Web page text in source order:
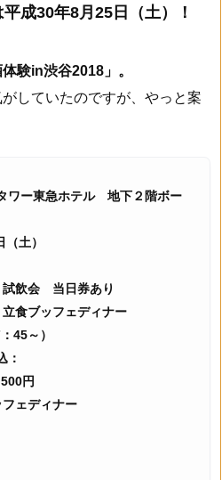
成30年8月25日（土）！
験in渋谷2018」。
していたのですが、やっと案
ワー東急ホテル 地下２階ボー
土）
飲会 当日券あり
食ブッフェディナー
45～）
：
円
ェディナー